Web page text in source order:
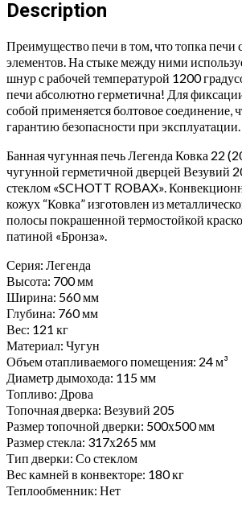
22
(205)
Description
Преимущество печи в том, что топка печи
элементов. На стыке между ними
шнур с рабочей температурой 1200
печи абсолютно герметична! Для
собой применяется болтовое соединение,
гарантию безопасности при эксплуатации.
Банная чугунная печь Легенда Ковка 22
чугунной герметичной дверцей Везувий
стеклом «SCHOTT ROBAX».
кожух “Ковка” изготовлен из
полосы покрашенной термостойкой
патиной «Бронза».
Серия: Легенда
Высота: 700 мм
Ширина: 560 мм
Глубина: 760 мм
Вес: 121 кг
Материал: Чугун
Объем отапливаемого помещения: 24 м³
Диаметр дымохода: 115 мм
Топливо: Дрова
Топочная дверка: Везувий 205
Размер топочной дверки: 500х500 мм
Размер стекла: 317х265 мм
Тип дверки: Со стеклом
Вес камней в конвекторе: 180 кг
Теплообменник: Нет